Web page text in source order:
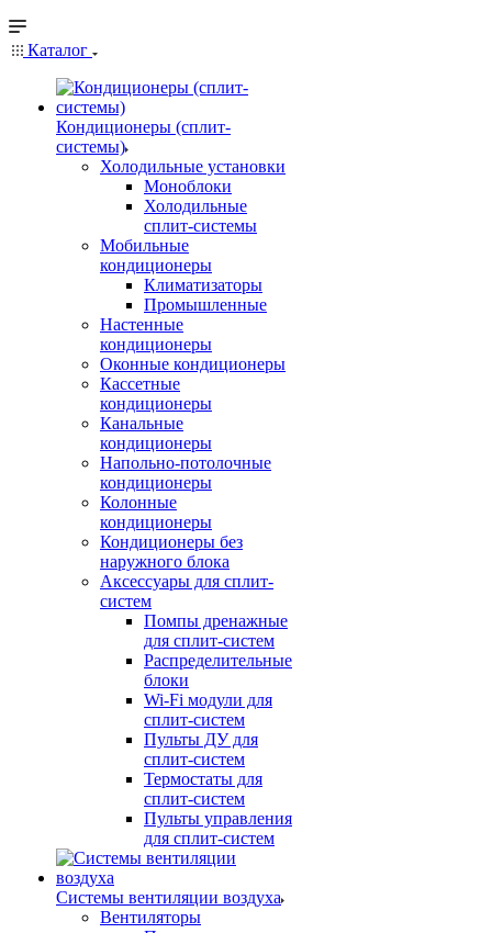
Каталог
Кондиционеры (сплит-
системы)
Холодильные установки
Моноблоки
Холодильные
сплит-системы
Мобильные
кондиционеры
Климатизаторы
Промышленные
Настенные
кондиционеры
Оконные кондиционеры
Кассетные
кондиционеры
Канальные
кондиционеры
Напольно-потолочные
кондиционеры
Колонные
кондиционеры
Кондиционеры без
наружного блока
Аксессуары для сплит-
систем
Помпы дренажные
для сплит-систем
Распределительные
блоки
Wi-Fi модули для
сплит-систем
Пульты ДУ для
сплит-систем
Термостаты для
сплит-систем
Пульты управления
для сплит-систем
Системы вентиляции воздуха
Вентиляторы